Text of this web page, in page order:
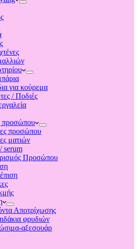
για κούρεμα
/ Ποδιές
προσώπου
προσώπου
ματιών
serum
Προσώπου
Αποτρίχωσης
φρυδιών
αξεσουάρ